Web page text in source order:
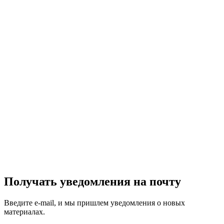
Получать уведомления на почту
Введите e-mail, и мы пришлем уведомления о новых
материалах.